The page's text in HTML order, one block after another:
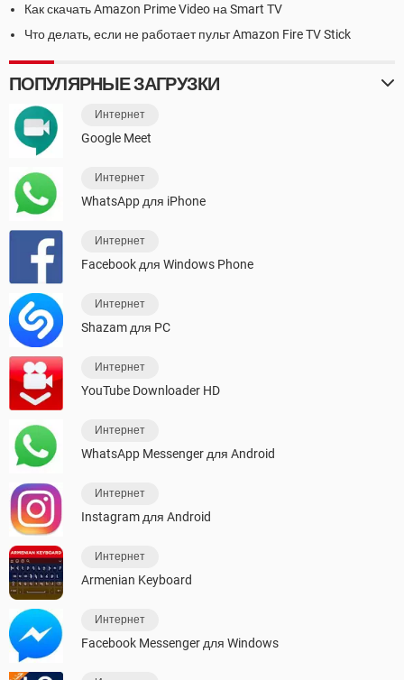
Как скачать Amazon Prime Video на Smart TV
Что делать, если не работает пульт Amazon Fire TV Stick
ПОПУЛЯРНЫЕ ЗАГРУЗКИ
Интернет
Google Meet
Интернет
WhatsApp для iPhone
Интернет
Facebook для Windows Phone
Интернет
Shazam для PC
Интернет
YouTube Downloader HD
Интернет
WhatsApp Messenger для Android
Интернет
Instagram для Android
Интернет
Armenian Keyboard
Интернет
Facebook Messenger для Windows